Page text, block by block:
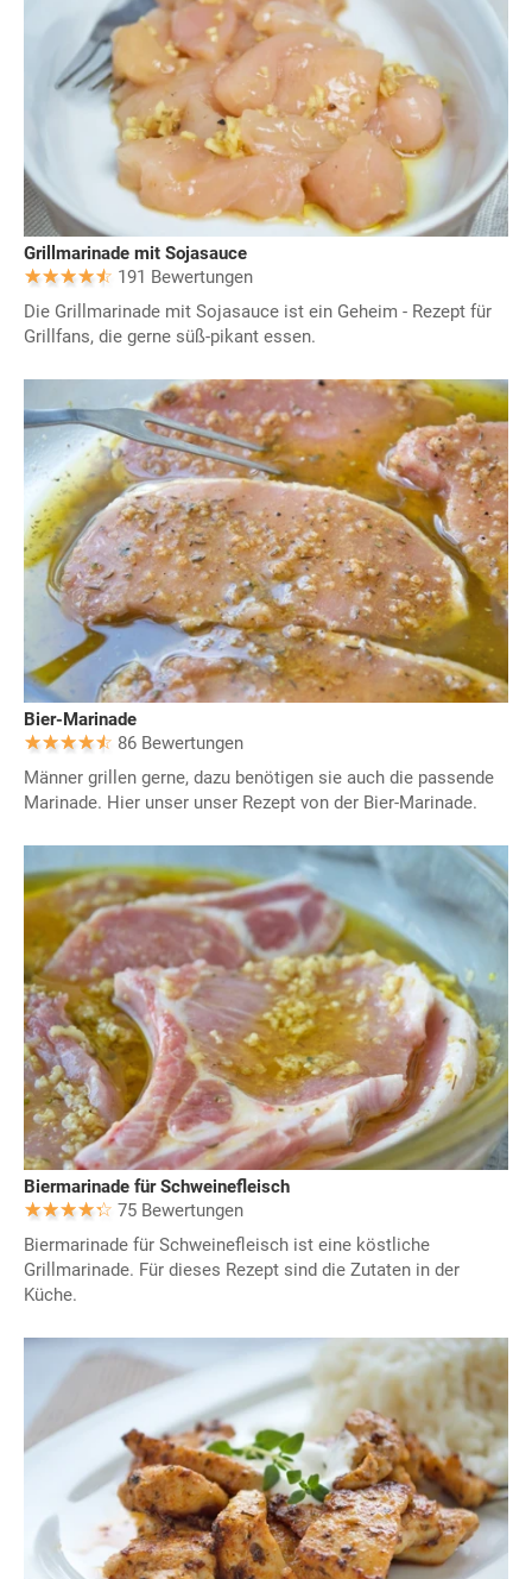
Grillmarinade mit Sojasauce
191 Bewertungen
Die Grillmarinade mit Sojasauce ist ein Geheim - Rezept für
Grillfans, die gerne süß-pikant essen.
Bier-Marinade
86 Bewertungen
Männer grillen gerne, dazu benötigen sie auch die passende
Marinade. Hier unser unser Rezept von der Bier-Marinade.
Biermarinade für Schweinefleisch
75 Bewertungen
Biermarinade für Schweinefleisch ist eine köstliche
Grillmarinade. Für dieses Rezept sind die Zutaten in der
Küche.